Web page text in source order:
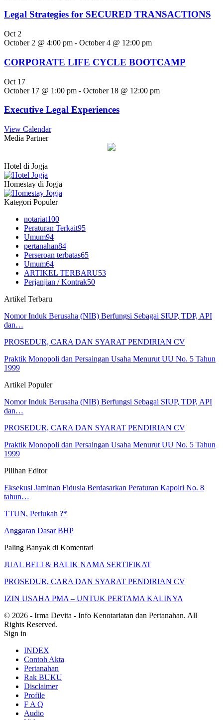
Legal Strategies for SECURED TRANSACTIONS
Oct 2
October 2 @ 4:00 pm - October 4 @ 12:00 pm
CORPORATE LIFE CYCLE BOOTCAMP
Oct 17
October 17 @ 1:00 pm - October 18 @ 12:00 pm
Executive Legal Experiences
View Calendar
Media Partner
Hotel di Jogja
Homestay di Jogja
Kategori Populer
notariat100
Peraturan Terkait95
Umum94
pertanahan84
Perseroan terbatas65
Umum64
ARTIKEL TERBARU53
Perjanjian / Kontrak50
Artikel Terbaru
Nomor Induk Berusaha (NIB) Berfungsi Sebagai SIUP, TDP, API
dan…
PROSEDUR, CARA DAN SYARAT PENDIRIAN CV
Praktik Monopoli dan Persaingan Usaha Menurut UU No. 5 Tahun
1999
Artikel Populer
Nomor Induk Berusaha (NIB) Berfungsi Sebagai SIUP, TDP, API
dan…
PROSEDUR, CARA DAN SYARAT PENDIRIAN CV
Praktik Monopoli dan Persaingan Usaha Menurut UU No. 5 Tahun
1999
Pilihan Editor
Eksekusi Jaminan Fidusia Berdasarkan Peraturan Kapolri No. 8
tahun…
TTUN, Perlukah ?*
Anggaran Dasar BHP
Paling Banyak di Komentari
JUAL BELI & BALIK NAMA SERTIFIKAT
PROSEDUR, CARA DAN SYARAT PENDIRIAN CV
IZIN USAHA PMA – UNTUK PERTAMA KALINYA
© 2026 - Irma Devita - Info Kenotariatan dan Pertanahan. All
Rights Reserved.
Sign in
INDEX
Contoh Akta
Pertanahan
Rak BUKU
Disclaimer
Profile
F A Q
Audio